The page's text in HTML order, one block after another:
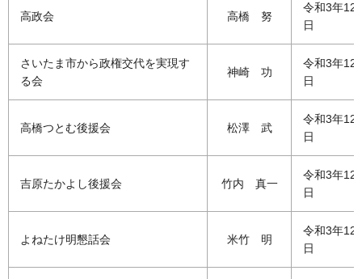
高政会 高橋 努
令和3年12
日
さいたま市から政権交代を実現す
る会
神崎 功
令和3年12
日
高橋つとむ後援会 松澤 武
令和3年12
日
吉原たかよし後援会 竹内 真一
令和3年12
日
よねたけ明懇話会 米竹 明
令和3年12
日